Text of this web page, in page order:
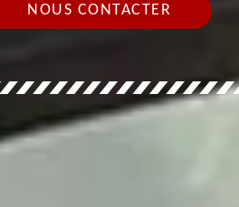
NOUS CONTACTER